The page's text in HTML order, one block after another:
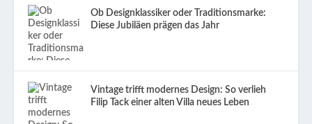
Ob Designklassiker oder Traditionsmarke:
Diese Jubiläen prägen das Jahr
Vintage trifft modernes Design: So verlieh
Filip Tack einer alten Villa neues Leben